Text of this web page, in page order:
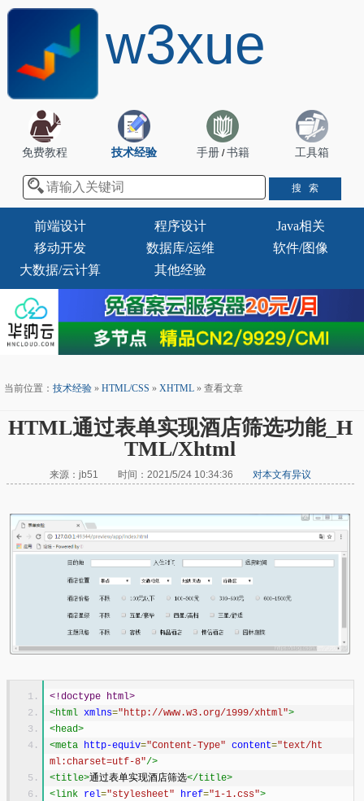
w3xue
免费教程 技术经验 手册/书籍 工具箱
前端设计 程序设计
Java相关
移动开发
数据库/运维
软件/图像
大数据/云计算
其他经验
当前位置： 技术经验 » HTML/CSS » XHTML » 查看文章
HTML通过表单实现酒店筛选功能_H
TML/Xhtml
来源：jb51 时间：2021/5/24 10:34:36 对本文有异议
<!doctype html>
<html xmlns="http://www.w3.org/1999/xhtml">
<head>
<meta http-equiv="Content-Type" content="text/ht
ml:charset=utf-8"/>
<title>通过表单实现酒店筛选</title>
<link rel="stylesheet" href="1-1.css">